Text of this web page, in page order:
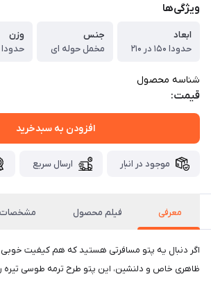
ویژگی‌ها
ابعاد
حدودا ۱۵۰ در ۲۱۰
جنس
مخمل حوله ای
وزن
حدودا ۹۰۰ گرم
شناسه محصول
قیمت:
افزودن به سبدخرید
موجود در انبار ارسال سریع
معرفی فیلم محصول مشخصات
اگر دنبال یه پتو مسافرتی هستید که هم کیفیت
ظاهری خاص و دلنشین، این پتو طرح ترمه طوسی تیره